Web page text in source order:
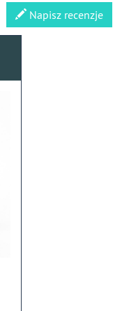
Napisz recenzje